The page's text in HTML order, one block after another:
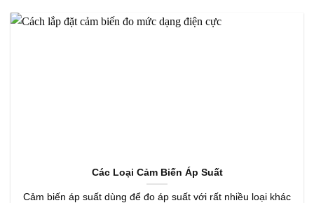
Các Loại Cảm Biến Áp Suất
Cảm biến áp suất dùng để đo áp suất với rất nhiều loại khác